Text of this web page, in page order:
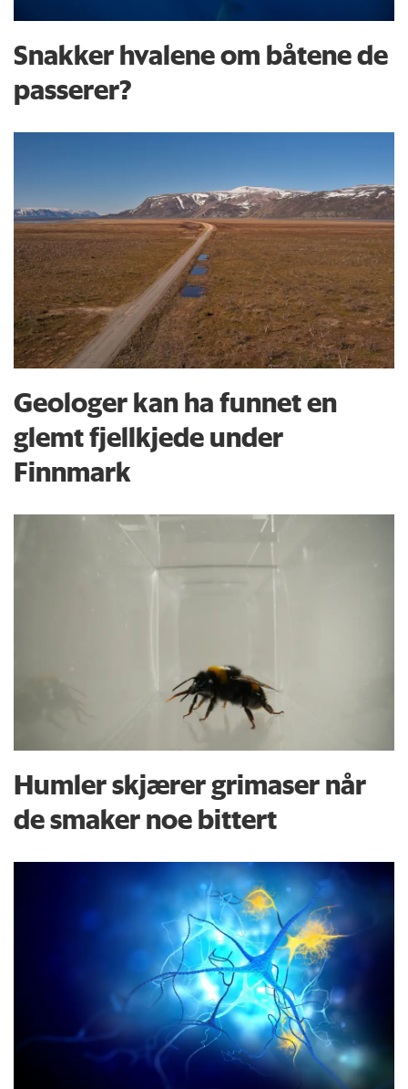
Snakker hvalene om båtene de
passerer?
Geologer kan ha funnet en
glemt fjellkjede under
Finnmark
Humler skjærer grimaser når
de smaker noe bittert